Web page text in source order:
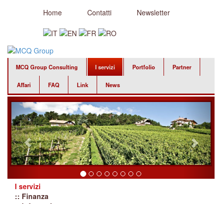
Home Contatti Newsletter
MCQ Group Consulting I servizi Portfolio Partner
Affari FAQ Link News
I servizi
:: Finanza